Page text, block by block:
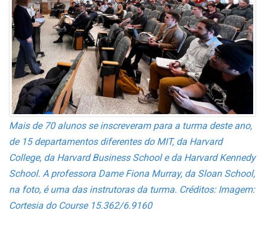
Mais de 70 alunos se inscreveram para a turma deste ano,
de 15 departamentos diferentes do MIT, da Harvard
College, da Harvard Business School e da Harvard Kennedy
School. A professora Dame Fiona Murray, da Sloan School,
na foto, é uma das instrutoras da turma. Créditos: Imagem:
Cortesia do Course 15.362/6.9160